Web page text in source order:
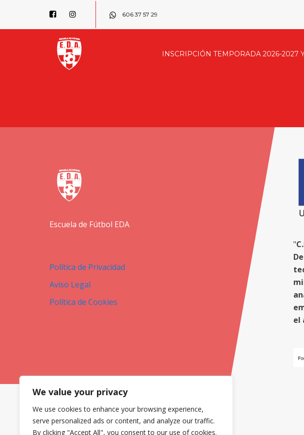
We value your privacy
We use cookies to enhance your browsing experience,
serve personalized ads or content, and analyze our traffic.
By clicking "Accept All", you consent to our use of cookies.
606 37 57 29
INSCRIPCIÓN TEMPORADA 2026-2027
Escuela de Fútbol EDA
Política de Privacidad
Aviso Legal
Política de Cookies
"
el